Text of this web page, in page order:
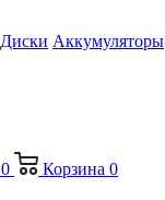
Диски Аккумуляторы
0 Корзина 0